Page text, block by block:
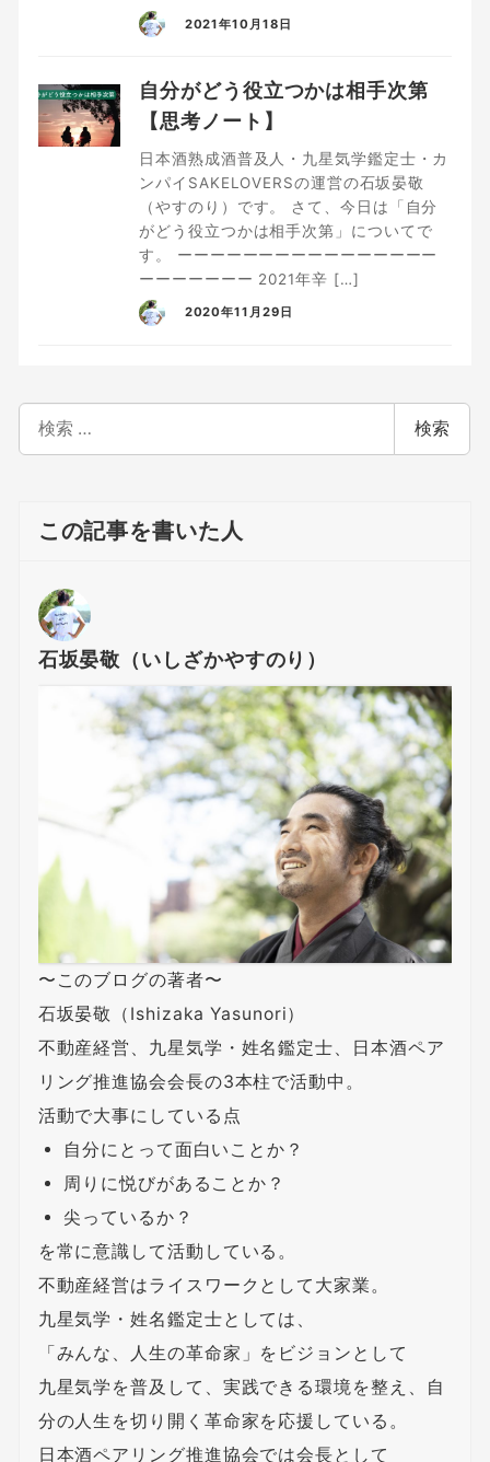
2021年10月18日
自分がどう役立つかは相手次第
【思考ノート】
日本酒熟成酒普及人・九星気学鑑定士・カ
ンパイSAKELOVERSの運営の石坂晏敬
（やすのり）です。 さて、今日は「自分
がどう役立つかは相手次第」についてで
す。 ーーーーーーーーーーーーーーーー
ーーーーーーー 2021年辛 […]
2020年11月29日
索
検索
この記事を書いた人
石坂晏敬（いしざかやすのり）
〜このブログの著者〜
石坂晏敬（Ishizaka Yasunori）
不動産経営、九星気学・姓名鑑定士、日本酒ペア
リング推進協会会長の3本柱で活動中。
活動で大事にしている点
自分にとって面白いことか？
周りに悦びがあることか？
尖っているか？
を常に意識して活動している。
不動産経営はライスワークとして大家業。
九星気学・姓名鑑定士としては、
「みんな、人生の革命家」をビジョンとして
九星気学を普及して、実践できる環境を整え、自
分の人生を切り開く革命家を応援している。
日本酒ペアリング推進協会では会長として